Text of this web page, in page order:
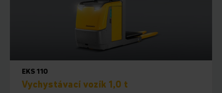
nové štandardy v odvetví. Modulárny systém Jungheinrich
ponúka množstvo úprav, ktoré vás pripravia na budúcnosť.
Vďaka integrovanej skladovej navigácii (voliteľná výbava)
komunikujú riadiace jednotky vozíkov priamo so systémom
správy skladu (Warehouse Management System). V kabíne má
vodič k dispozícii priestorné pracovisko s vynikajúcou
EKS 110
Vychystávací vozík 1,0 t